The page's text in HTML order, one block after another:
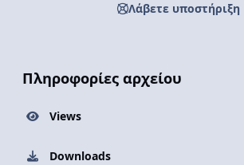
Λάβετε υποστήριξη
Πληροφορίες αρχείου
Views
Downloads